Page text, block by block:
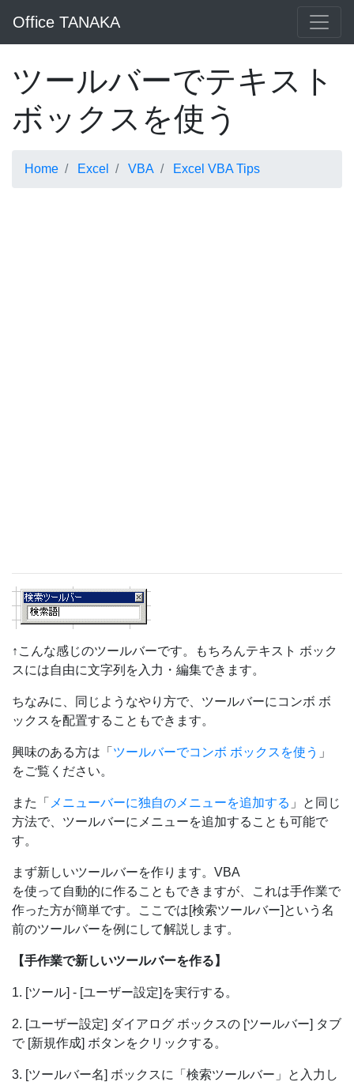
Office TANAKA
ツールバーでテキスト
ボックスを使う
Home Excel VBA Excel VBA Tips
↑こんな感じのツールバーです。もちろんテキスト ボック
スには自由に文字列を入力・編集できます。
ちなみに、同じようなやり方で、ツールバーにコンボ ボ
ックスを配置することもできます。
興味のある方は「 ツールバーでコンボ ボックスを使う 」
をご覧ください。
また「 メニューバーに独自のメニューを追加する 」と同じ
方法で、ツールバーにメニューを追加することも可能で
す。
まず新しいツールバーを作ります。VBA
を使って自動的に作ることもできますが、これは手作業で
作った方が簡単です。ここでは[検索ツールバー]という名
前のツールバーを例にして解説します。
【手作業で新しいツールバーを作る】
1. [ツール] - [ユーザー設定]を実行する。
2. [ユーザー設定] ダイアログ ボックスの [ツールバー] タブ
で [新規作成] ボタンをクリックする。
3. [ツールバー名] ボックスに「検索ツールバー」と入力し